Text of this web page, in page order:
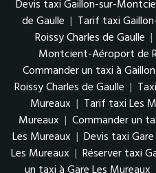
Devis taxi Gaillon-sur-
de Gaulle | Tarif taxi
Roissy Charles de Gaulle |
Montcient-Aéroport de
Commander un taxi à
Roissy Charles de Gaulle |
Mureaux | Tarif taxi Les
Mureaux | Commander un
Les Mureaux | Devis taxi
Les Mureaux | Réserver taxi